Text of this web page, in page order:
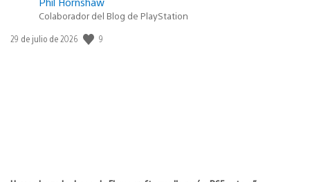
Colaborador del Blog de PlayStation
Fecha
29 de julio de 2026 9